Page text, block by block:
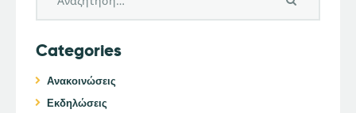
Categories
Ανακοινώσεις
Εκδηλώσεις